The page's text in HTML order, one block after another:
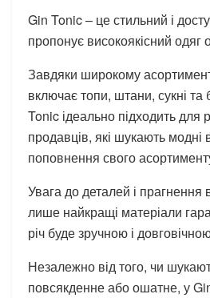
Gin Tonic – це стильний і
пропонує високоякісний одяг
Завдяки широкому
включає топи, штани, сукні та
Tonic ідеально підходить для
продавців, які шукають модні
поповнення свого
Увага до деталей і прагнення
лише найкращі матеріали
річ буде зручною і
Незалежно від того, чи
повсякденне або ошатне, у